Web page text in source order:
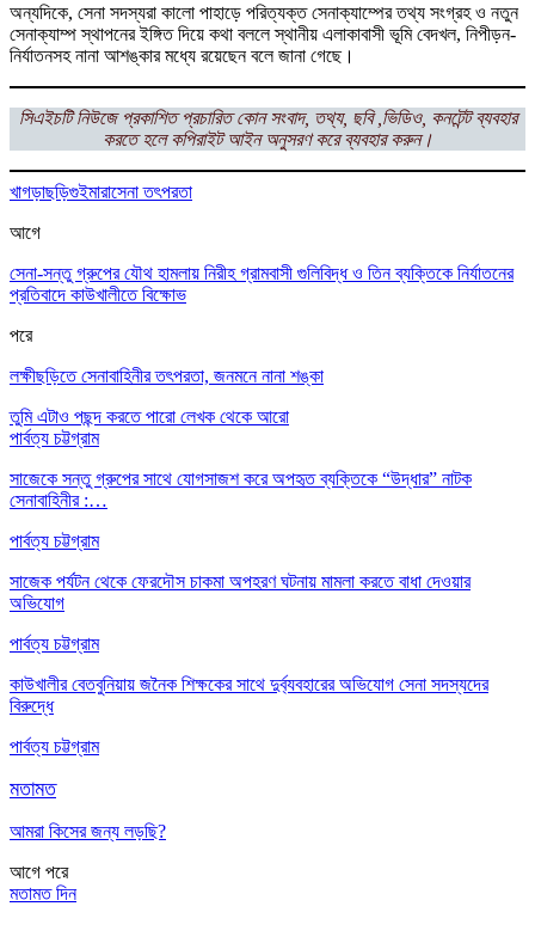
অন্যদিকে, সেনা সদস্যরা কালো পাহাড়ে পরিত্যক্ত সেনাক্যাম্পের তথ্য সংগ্রহ ও নতুন
সেনাক্যাম্প স্থাপনের ইঙ্গিত দিয়ে কথা বললে স্থানীয় এলাকাবাসী ভূমি বেদখল, নিপীড়ন-
নির্যাতনসহ নানা আশঙ্কার মধ্যে রয়েছেন বলে জানা গেছে।
সিএইচটি নিউজে প্রকাশিত প্রচারিত কোন সংবাদ, তথ্য, ছবি ,ভিডিও, কনটেন্ট ব্যবহার
করতে হলে কপিরাইট আইন অনুসরণ করে ব্যবহার করুন।
খাগড়াছড়িগুইমারাসেনা তৎপরতা
আগে
সেনা-সন্তু গ্রুপের যৌথ হামলায় নিরীহ গ্রামবাসী গুলিবিদ্ধ ও তিন ব্যক্তিকে নির্যাতনের
প্রতিবাদে কাউখালীতে বিক্ষোভ
পরে
লক্ষীছড়িতে সেনাবাহিনীর তৎপরতা, জনমনে নানা শঙ্কা
তুমি এটাও পছন্দ করতে পারো লেখক থেকে আরো
পার্বত্য চট্টগ্রাম
সাজেকে সন্তু গ্রুপের সাথে যোগসাজশ করে অপহৃত ব্যক্তিকে “উদ্ধার” নাটক
সেনাবাহিনীর :…
পার্বত্য চট্টগ্রাম
সাজেক পর্যটন থেকে ফেরদৌস চাকমা অপহরণ ঘটনায় মামলা করতে বাধা দেওয়ার
অভিযোগ
পার্বত্য চট্টগ্রাম
কাউখালীর বেতবুনিয়ায় জনৈক শিক্ষকের সাথে দুর্ব্যবহারের অভিযোগ সেনা সদস্যদের
বিরুদ্ধে
পার্বত্য চট্টগ্রাম
মতামত
আমরা কিসের জন্য লড়ছি?
আগে পরে
মতামত দিন